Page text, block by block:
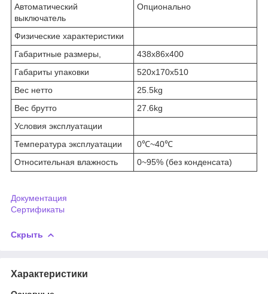
Автоматический
выключатель
Опционально
Физические характеристики
Габаритные размеры,
438х86х400
Габариты упаковки
520х170х510
Вес нетто
25.5kg
Вес брутто
27.6kg
Условия эксплуатации
Температура эксплуатации
0℃~40℃
Относительная влажность
0~95% (без конденсата)
Документация
Сертификаты
Скрыть
Характеристики